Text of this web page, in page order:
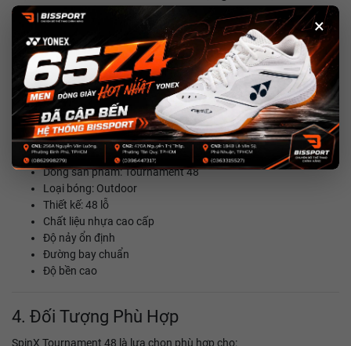
×
Một trong những ưu điểm lớn của SpinX Tournament 48 là khả
năng chống nứt và chống biến dạng tốt trong điều kiện chơi ngoài
trời. Chất liệu nhựa cao cấp giúp bóng duy trì hình dạng ổn định sau
nhiều giờ tập luyện, đáp ứng tốt nhu cầu sử dụng thường xuyên của
câu lạc bộ, nhóm chơi hoặc người tập luyện hằng ngày.
3. Thông Số Sản Phẩm
Thương hiệu: SpinX
Dòng sản phẩm: Tournament 48
Loại bóng: Outdoor
Thiết kế: 48 lỗ
Chất liệu nhựa cao cấp
Độ nảy ổn định
Đường bay chuẩn
Độ bền cao
4. Đối Tượng Phù Hợp
SpinX Tournament 48 là lựa chọn phù hợp cho: